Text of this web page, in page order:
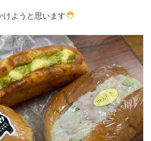
けようと思います